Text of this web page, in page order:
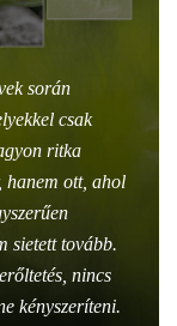
során
csak
ritka
hanem ott, ahol
sietett tovább.
nincs
kényszeríteni.